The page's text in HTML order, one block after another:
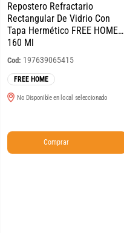
Repostero Refractario
Rectangular De Vidrio Con
Tapa Hermético FREE HOME
160 Ml
Cod: 197639065415
FREE HOME
No Disponible en local seleccionado
Comprar